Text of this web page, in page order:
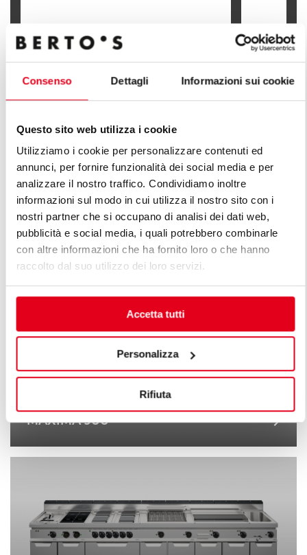
Consenso Dettagli Informazioni sui cookie
Questo sito web utilizza i cookie
Utilizziamo i cookie per personalizzare contenuti ed
annunci, per fornire funzionalità dei social media e per
analizzare il nostro traffico. Condividiamo inoltre
informazioni sul modo in cui utilizza il nostro sito con i
nostri partner che si occupano di analisi dei dati web,
pubblicità e social media, i quali potrebbero combinarle
con altre informazioni che ha fornito loro o che hanno
raccolto dal suo utilizzo dei loro servizi.
Accetta tutti
Personalizza
Rifiuta
BAIN-MARIE ÉLECTRIQUE 1/1 GN
BAIN-
MEUBLE 1/
DÉCOUVREZ TOUTES LES LIGNES
DE LIGNE PLUS
Une infinie série de solutions pour répondre aux
attentes du marché. Cuisines polyvalentes dotées de
différentes caractéristiques de capacité de production.
MAXIMA 900